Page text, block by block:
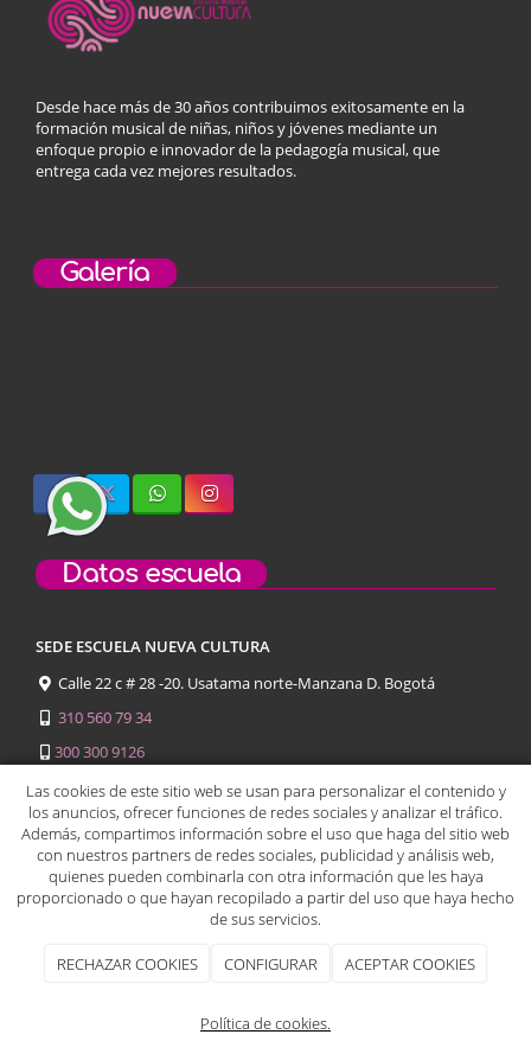
Desde hace más de 30 años contribuimos exitosamente en la
formación musical de niñas, niños y jóvenes mediante un
enfoque propio e innovador de la pedagogía musical, que
entrega cada vez mejores resultados.
Galería
Datos escuela
SEDE ESCUELA NUEVA CULTURA
Calle 22 c # 28 -20. Usatama norte-Manzana D. Bogotá
310 560 79 34
300 300 9126
312 585 2163
escuelanuevacultura@gmail.com
Escuela Nueva Cultura2026 Aviso legal y Política de privacidad|Política de
Las cookies de este sitio web se usan para personalizar el contenido y
los anuncios, ofrecer funciones de redes sociales y analizar el tráfico.
Además, compartimos información sobre el uso que haga del sitio web
con nuestros partners de redes sociales, publicidad y análisis web,
quienes pueden combinarla con otra información que les haya
proporcionado o que hayan recopilado a partir del uso que haya hecho
de sus servicios.
RECHAZAR COOKIES CONFIGURAR ACEPTAR COOKIES
Política de cookies.